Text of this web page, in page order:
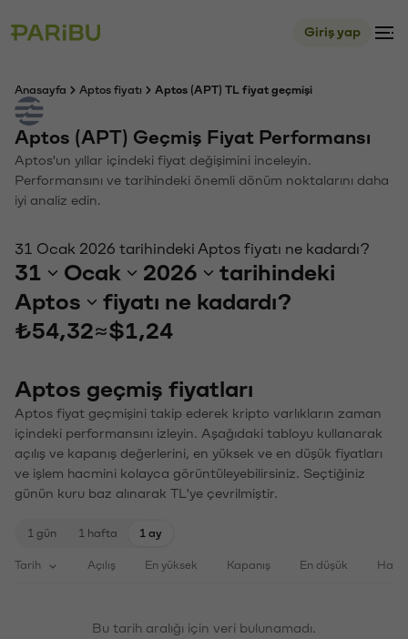
Giriş yap
Anasayfa Aptos fiyatı Aptos (APT) TL fiyat geçmişi
Aptos (APT) Geçmiş Fiyat Performansı
Aptos'un yıllar içindeki fiyat değişimini inceleyin.
Performansını ve tarihindeki önemli dönüm noktalarını daha
iyi analiz edin.
31 Ocak 2026 tarihindeki Aptos fiyatı ne kadardı?
31 Ocak 2026
tarihindeki
Aptos
fiyatı ne kadardı?
₺54,32≈$1,24
Aptos geçmiş fiyatları
Aptos fiyat geçmişini takip ederek kripto varlıkların zaman
içindeki performansını izleyin. Aşağıdaki tabloyu kullanarak
açılış ve kapanış değerlerini, en yüksek ve en düşük fiyatları
ve işlem hacmini kolayca görüntüleyebilirsiniz. Seçtiğiniz
günün kuru baz alınarak TL'ye çevrilmiştir.
1 gün 1 hafta 1 ay
Tarih Açılış En yüksek Kapanış En düşük
Bu tarih aralığı için veri bulunamadı.